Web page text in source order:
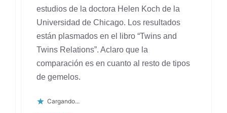
estudios de la doctora Helen Koch de la
Universidad de Chicago. Los resultados
están plasmados en el libro “Twins and
Twins Relations”. Aclaro que la
comparación es en cuanto al resto de tipos
de gemelos.
Cargando...